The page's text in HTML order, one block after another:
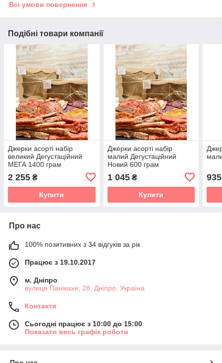
Всі умови повернення
Подібні товари компанії
Джерки асорті набір
великий Дегустаційний
МЕГА 1400 грам
2 255 ₴
Купити
Джерки асорті набір
малий Дегустаційний
Новий 600 грам
1 045₴
Купити
935
Про нас
100% позитивних з 34 відгуків за рік
Працює з 19.10.2017
м. Дніпро
вулиця Панікахи, 28, Дніпро, Україна
Контакти
Сьогодні працює з 10:00 до 15:00
Показати весь графік роботи